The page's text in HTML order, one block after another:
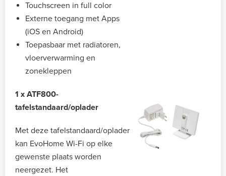
Touchscreen in full color
Externe toegang met Apps
(iOS en Android)
Toepasbaar met radiatoren,
vloerverwarming en
zonekleppen
1 x ATF800-
tafelstandaard/oplader
Met deze tafelstandaard/oplader
kan EvoHome Wi-Fi op elke
gewenste plaats worden
neergezet. Het